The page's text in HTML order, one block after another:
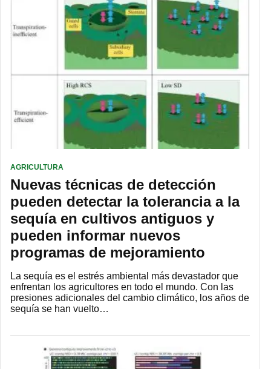
AGRICULTURA
Nuevas técnicas de detección
pueden detectar la tolerancia a la
sequía en cultivos antiguos y
pueden informar nuevos
programas de mejoramiento
La sequía es el estrés ambiental más devastador que
enfrentan los agricultores en todo el mundo. Con las
presiones adicionales del cambio climático, los años de
sequía se han vuelto…